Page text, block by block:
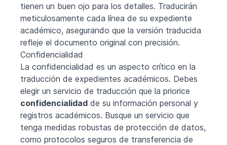
tienen un buen ojo para los detalles. Traducirán
meticulosamente cada línea de su expediente
académico, asegurando que la versión traducida
refleje el documento original con precisión.
Confidencialidad
La confidencialidad es un aspecto crítico en la
traducción de expedientes académicos. Debes
elegir un servicio de traducción que la priorice
confidencialidad de su información personal y
registros académicos. Busque un servicio que
tenga medidas robustas de protección de datos,
como protocolos seguros de transferencia de